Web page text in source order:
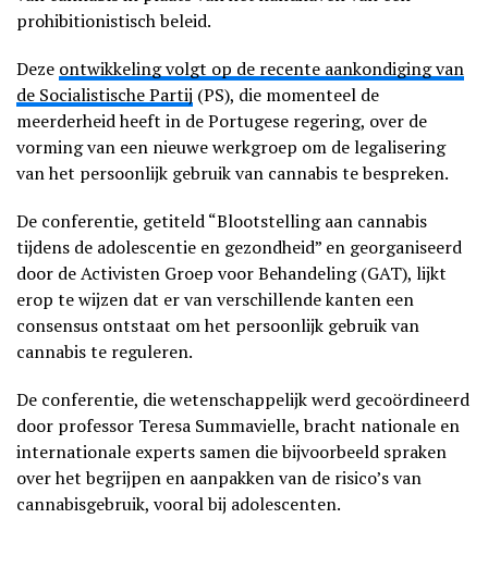
prohibitionistisch beleid.
Deze ontwikkeling volgt op de recente aankondiging van
de Socialistische Partij (PS), die momenteel de
meerderheid heeft in de Portugese regering, over de
vorming van een nieuwe werkgroep om de legalisering
van het persoonlijk gebruik van cannabis te bespreken.
De conferentie, getiteld “Blootstelling aan cannabis
tijdens de adolescentie en gezondheid” en georganiseerd
door de Activisten Groep voor Behandeling (GAT), lijkt
erop te wijzen dat er van verschillende kanten een
consensus ontstaat om het persoonlijk gebruik van
cannabis te reguleren.
De conferentie, die wetenschappelijk werd gecoördineerd
door professor Teresa Summavielle, bracht nationale en
internationale experts samen die bijvoorbeeld spraken
over het begrijpen en aanpakken van de risico’s van
cannabisgebruik, vooral bij adolescenten.